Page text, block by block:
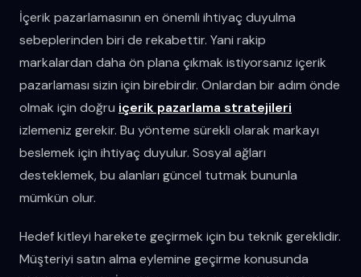
İçerik pazarlamasının en önemli ihtiyaç duyulma
sebeplerinden biri de rekabettir. Yani rakip
markalardan daha ön plana çıkmak istiyorsanız içerik
pazarlaması sizin için birebirdir. Onlardan bir adım önde
olmak için doğru içerik pazarlama stratejileri
izlemeniz gerekir. Bu yönteme sürekli olarak markayı
beslemek için ihtiyaç duyulur. Sosyal ağları
desteklemek, bu alanları güncel tutmak bununla
mümkün olur.
Hedef kitleyi harekete geçirmek için bu teknik gereklidir.
Müşteriyi satın alma eylemine geçirme konusunda